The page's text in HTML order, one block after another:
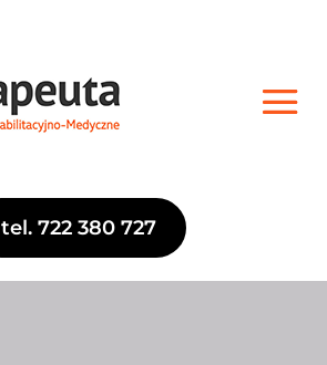
tel. 722 380 727